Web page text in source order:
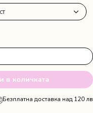
в количката
Безплатна доставка над 120 лв